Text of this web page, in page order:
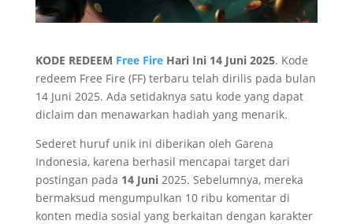
KODE REDEEM Free FireHari Ini 14 Juni 2025. Kode
redeem Free Fire (FF) terbaru telah dirilis pada bulan
14 Juni 2025. Ada setidaknya satu kode yang dapat
diclaim dan menawarkan hadiah yang menarik.
Sederet huruf unik ini diberikan oleh Garena
Indonesia, karena berhasil mencapai target dari
postingan pada 14 Juni2025. Sebelumnya, mereka
bermaksud mengumpulkan 10 ribu komentar di
konten media sosial yang berkaitan dengan karakter